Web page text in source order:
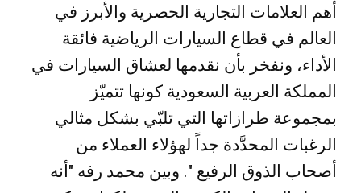
أهم العلامات التجارية الحصرية والأبرز في
العالم في قطاع السيارات الرياضية فائقة
الأداء، ونفخر بأن نقدمها لعشاق السيارات في
المملكة العربية السعودية كونها تتميّز
بمجموعة طرازاتها التي تلبّي بشكل مثالي
الرغبات المحدَّدة جداً لهؤلاء العملاء من
أصحاب الذوق الرفيع ". وبين محمد رفه "أنه